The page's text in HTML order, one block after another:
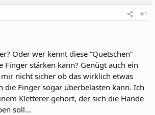
#1
Oder wer kennt diese “Quetschen”
Finger stärken kann? Genügt auch ein
nicht sicher ob das wirklich etwas
die Finger sogar überbelasten kann. Ich
Kletterer gehört, der sich die Hände
soll...